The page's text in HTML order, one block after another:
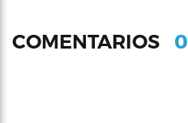
COMENTARIOS 0